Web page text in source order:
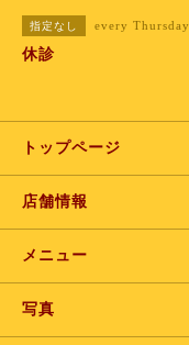
指定なし every Thursday
休診
トップページ
店舗情報
メニュー
写真